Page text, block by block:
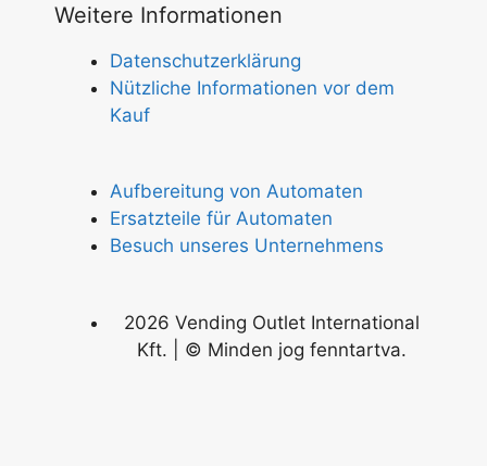
Weitere Informationen
Datenschutzerklärung
Nützliche Informationen vor dem
Kauf
Aufbereitung von Automaten
Ersatzteile für Automaten
Besuch unseres Unternehmens
2026 Vending Outlet International
Kft. | © Minden jog fenntartva.